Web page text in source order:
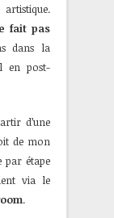
fait pas
dans la
en post-
d’une
de mon
par étape
via le
.